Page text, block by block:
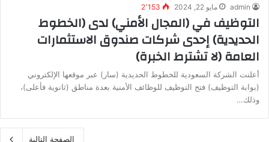
admin مايو 22, 2024 2٬153
التوظيف في (المجال الأمني) لدى (الخطوط
الحديدية) إحدى شركات صندوق الاستثمارات
العامة (لا تشترط الخبرة)
أعلنت الشركة السعودية للخطوط الحديدية (سار) عبر موقعها الإلكتروني
(بوابة التوظيف) فتح التوظيف للوظائف الأمنية بعدة مناطق (ثانوية فأعلى)،
وذلك…
الصفحة التالية